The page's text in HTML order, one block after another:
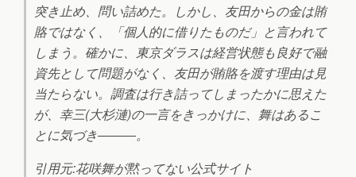
突き止め、問い詰めた。しかし、友田からの金は賄
賂ではなく、「個人的に借りたものだ」と言われて
しまう。確かに、東京ダラスは経営状態も良好で融
資先として問題がなく、友田が賄賂を渡す理由は見
当たらない。調査は行き詰ってしまったかに思えた
が、幸三(大杉漣)の一言をきっかけに、舞はあるこ
とに気づき―――。
引用元:花咲舞が黙ってない公式サイト